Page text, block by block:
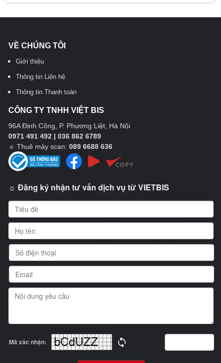
VỀ CHÚNG TÔI
Giới thiệu
Thông tin Liên hệ
Thông tin Thanh toán
CÔNG TY TNHH VIỆT BIS
96A Định Công, P. Phương Liệt, Hà Nội
0971 491 492 | 036 862 6789
☼ Thuê máy scan: 089 6688 636
☼ Đăng ký nhận tư vấn dịch vụ từ VIETBIS
Mã xác nhận: